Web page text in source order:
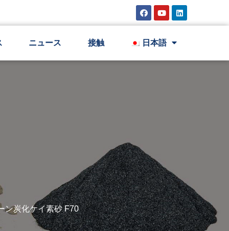
ニュース 接触 日本語
ン炭化ケイ素砂 F70